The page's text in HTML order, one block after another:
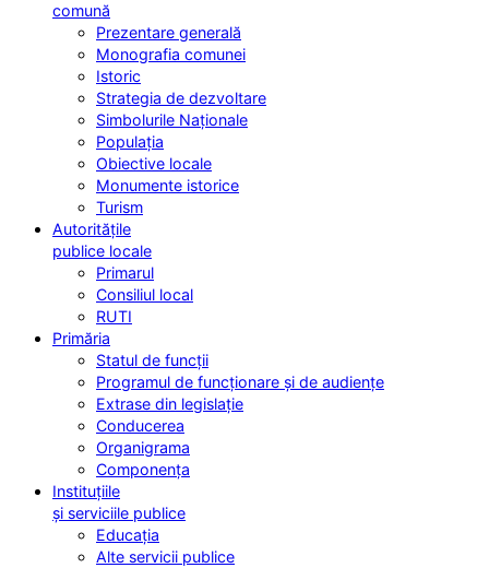
comună
Prezentare generală
Monografia comunei
Istoric
Strategia de dezvoltare
Simbolurile Naționale
Populația
Obiective locale
Monumente istorice
Turism
Autoritățile
publice locale
Primarul
Consiliul local
RUTI
Primăria
Statul de funcții
Programul de funcționare și de audiențe
Extrase din legislație
Conducerea
Organigrama
Componența
Instituțiile
și serviciile publice
Educația
Alte servicii publice